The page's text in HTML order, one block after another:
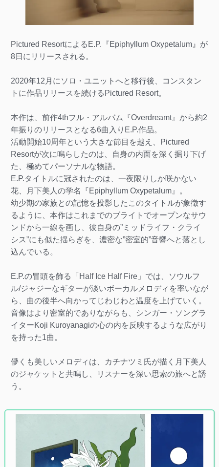
Pictured ResortによるE.P.『Epiphyllum Oxypetalum』が
8日にリリースされる。
2020年12月にソロ・ユニットへと移行後、コンスタン
トに作品リリースを続けるPictured Resort。
本作は、前作4thフル・アルバム『Overdreamt』から約2
年振りのリリースとなる6曲入りE.P.作品。
活動開始10周年という大きな節目を越え、Pictured
Resortが次に鳴らしたのは、自身の内面を深く掘り下げ
た、極めてパーソナルな物語。
E.P.タイトルに冠されたのは、一夜限りしか咲かない
花、月下美人の学名『Epiphyllum Oxypetalum』。
幼少期の家族との記憶を投影したこのタイトルが象徴す
るように、本作はこれまでのブライトでオープンなサウ
ンドから一線を画し、彼自身の”ミッドライフ・クライ
シス”にも似た揺らぎを、濃密な”密室的”音響へと落とし
込んでいる。
E.P.の冒頭を飾る「Half Ice Half Fire」では、ソウルフ
ル/ジャジーなギターが淡いボーカルメロディを率いなが
ら、曲の後半へ向かってじわじわと温度を上げていく。
音像はより密室的でありながらも、シンガー・ソングラ
イターKoji Kuroyanagiの心の内を反映するような広がり
を持った1曲。
儚くも美しいメロディは、カチナツミ氏が描く月下美人
のジャケットと共鳴し、リスナーを深い思索の旅へと誘
う。